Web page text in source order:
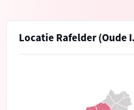
Locatie Rafelder (Oude